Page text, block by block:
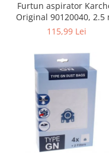
Telescoape & Optica
Televizoare & accesorii
Ambalaje cadouri
Curatenie si intretinere
Furtun aspirator
Original 90120040, 2.5
negru
115,99 Lei